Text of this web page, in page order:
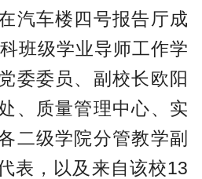
汽车楼四号报告厅成
班级学业导师工作学
委委员、副校长欧阳
、质量管理中心、实
二级学院分管教学副
表，以及来自该校13